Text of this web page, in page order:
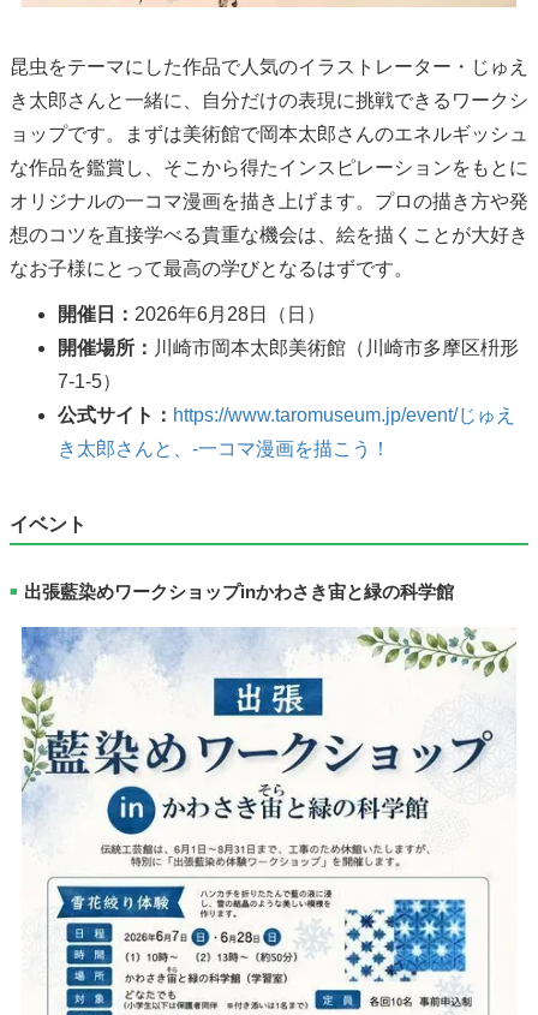
昆虫をテーマにした作品で人気のイラストレーター・じゅえ
き太郎さんと一緒に、自分だけの表現に挑戦できるワークシ
ョップです。まずは美術館で岡本太郎さんのエネルギッシュ
な作品を鑑賞し、そこから得たインスピレーションをもとに
オリジナルの一コマ漫画を描き上げます。プロの描き方や発
想のコツを直接学べる貴重な機会は、絵を描くことが大好き
なお子様にとって最高の学びとなるはずです。
開催日： 2026年6月28日（日）
開催場所： 川崎市岡本太郎美術館（川崎市多摩区枡形
7-1-5）
公式サイト： https://www.taromuseum.jp/event/じゅえ
き太郎さんと、-一コマ漫画を描こう！
イベント
■ 出張藍染めワークショップinかわさき宙と緑の科学館